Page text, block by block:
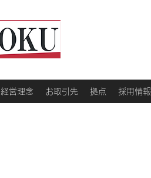
経営理念 お取引先 拠点 採用情報